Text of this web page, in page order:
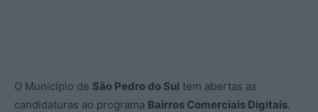
O Município de São Pedro do Sul tem abertas as
candidaturas ao programa Bairros Comerciais Digitais.